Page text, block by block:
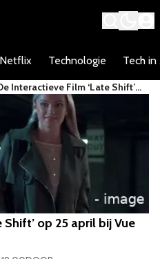
Netflix Technologie Tech in
Interactieve Film ‘Late Shift’
Op 25 April Bij Vue Te Zien
op 25 april bij Vue